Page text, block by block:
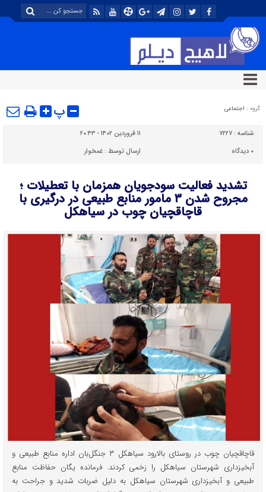
گروه : اجتماعی پ
شناسه : ۷۲۲۷
۱۱ فروردین ۱۴۰۲ - ۲۰:۴۳
۰ دیدگاه ارسال توسط :غمخوار
تشدید فعالیت سودجویان همزمان با تعطیلات ؛
مجروح شدن ۳ مامور منابع طبیعی در درگیری با
قاچاقچیان چوب در سیاهکل
قاچاقچیان چوب در روستای بالارود سیاهکل ۳ جنگل‌بان اداره منابع طبیعی و
آبخیزداری شهرستان سیاهکل را زخمی کردند. فرمانده یگان حفاظت منابع
طبیعی و آبخیزداری شهرستان سیاهکل به دلیل ضربات شدید و جراحت به